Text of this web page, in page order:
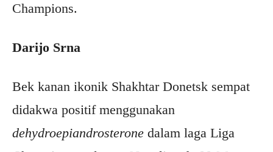
Champions.
Darijo Srna
Bek kanan ikonik Shakhtar Donetsk sempat
didakwa positif menggunakan
dehydroepiandrosterone dalam laga Liga